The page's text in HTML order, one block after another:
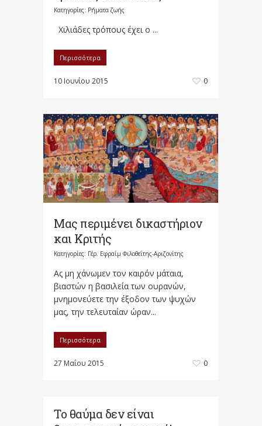
Κατηγορίες: Ρήματα ζωής
Χιλιάδες τρόπους έχει ο ...
Περισσότερα
10 Ιουνίου 2015 0
Μας περιμένει δικαστήριον
και Κριτής
Κατηγορίες: Γέρ. Εφραίμ Φιλοθεΐτης-Αριζονίτης
Ας μη χάνωμεν τον καιρόν μάταια,
βιαστών η βασιλεία των ουρανών,
μνημονεύετε την έξοδον των ψυχών
μας, την τελευταίαν ώραν...
Περισσότερα
27 Μαΐου 2015 0
Το θαύμα δεν είναι